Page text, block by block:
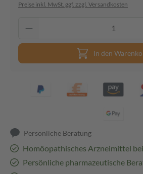
Preise inkl. MwSt. ggf. zzgl. Versandkosten
In den
Persönliche Beratung
Homöopathisches Arzneimittel
Persönliche pharmazeutische